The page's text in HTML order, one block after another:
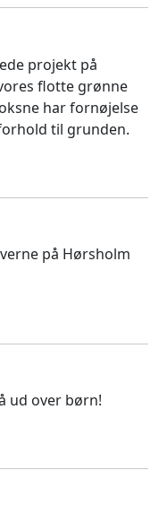
projekt på
flotte grønne
har fornøjelse
til grunden.
på Hørsholm
ud over børn!